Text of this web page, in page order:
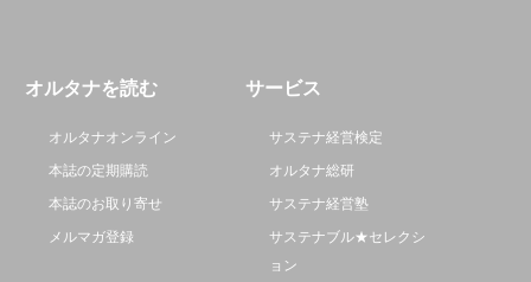
オルタナを読む
オルタナオンライン
本誌の定期購読
本誌のお取り寄せ
メルマガ登録
サービス
サステナ経営検定
オルタナ総研
サステナ経営塾
サステナブル★セレクシ
ョン